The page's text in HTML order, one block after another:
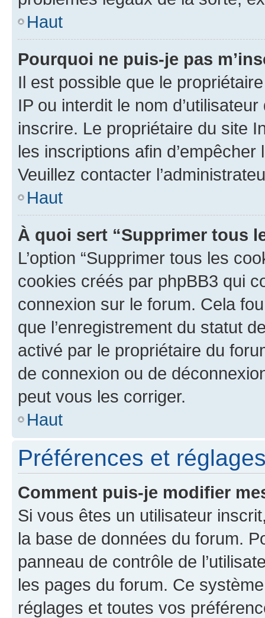
Haut
Pourquoi ne puis-je pas
Il est possible que le
IP ou interdit le nom
inscrire. Le propriétaire du site
les inscriptions afin
Veuillez contacter
Haut
À quoi sert “Supprimer tous
L’option “Supprimer tous les
cookies créés par phpBB3 qui
connexion sur le forum. Cela
que l’enregistrement du statut
activé par le propriétaire du
de connexion ou de
peut vous les corriger.
Haut
Préférences et
Comment puis-je modifier
Si vous êtes un utilisateur
la base de données du forum.
panneau de contrôle de
les pages du forum. Ce
réglages et toutes vos